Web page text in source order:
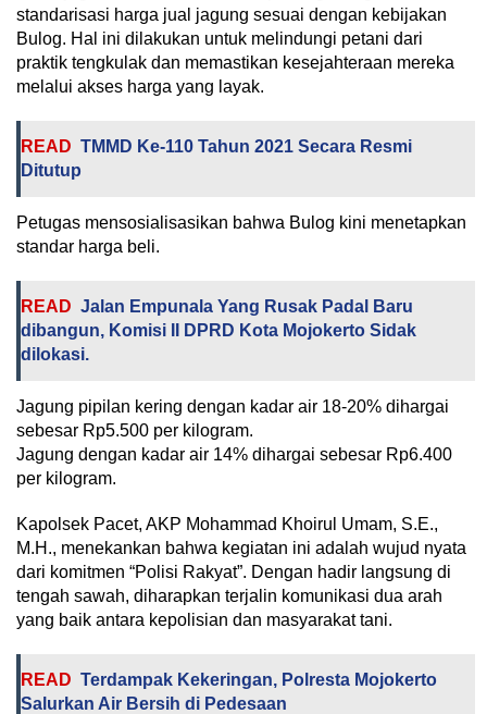
standarisasi harga jual jagung sesuai dengan kebijakan
Bulog. Hal ini dilakukan untuk melindungi petani dari
praktik tengkulak dan memastikan kesejahteraan mereka
melalui akses harga yang layak.
READ TMMD Ke-110 Tahun 2021 Secara Resmi
Ditutup
Petugas mensosialisasikan bahwa Bulog kini menetapkan
standar harga beli.
READ Jalan Empunala Yang Rusak Padal Baru
dibangun, Komisi II DPRD Kota Mojokerto Sidak
dilokasi.
Jagung pipilan kering dengan kadar air 18-20% dihargai
sebesar Rp5.500 per kilogram.
Jagung dengan kadar air 14% dihargai sebesar Rp6.400
per kilogram.
Kapolsek Pacet, AKP Mohammad Khoirul Umam, S.E.,
M.H., menekankan bahwa kegiatan ini adalah wujud nyata
dari komitmen “Polisi Rakyat”. Dengan hadir langsung di
tengah sawah, diharapkan terjalin komunikasi dua arah
yang baik antara kepolisian dan masyarakat tani.
READ Terdampak Kekeringan, Polresta Mojokerto
Salurkan Air Bersih di Pedesaan